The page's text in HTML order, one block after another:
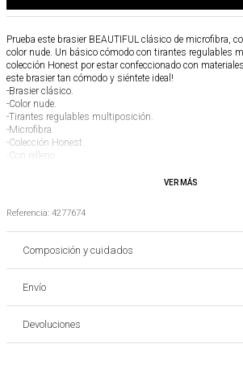
Prueba este brasier BEAUTIFUL clásico de microfibra,
color nude. Un básico cómodo con tirantes regulables
colección Honest por estar confeccionado con
este brasier tan cómodo y siéntete ideal!
-Brasier clásico.
-Color nude.
-Tirantes regulables multiposición.
-Microfibra.
-Colección Honest.
-Con relleno.
respecto a las imágenes o fotografías publicadas
Referencia: 4277674
Composición y cuidados
Envío
Devoluciones